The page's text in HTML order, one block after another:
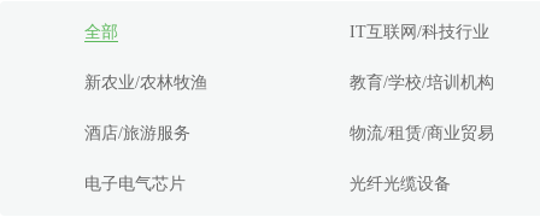
全部 IT互联网/科技行业
新农业/农林牧渔 教育/学校/培训机构
酒店/旅游服务 物流/租赁/商业贸易
电子电气芯片 光纤光缆设备